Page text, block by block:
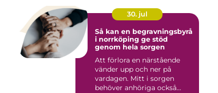
30. jul
Så kan en begravningsbyrå
i norrköping ge stöd
genom hela sorgen
Att förlora en närstående
vänder upp och ner på
vardagen. Mitt i sorgen
behöver anhöriga också